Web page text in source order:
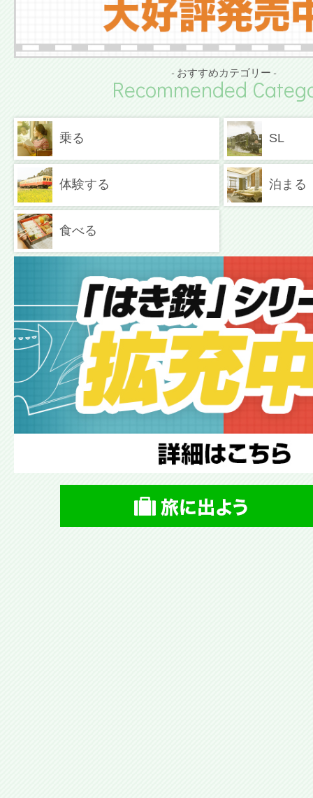
- おすすめカテゴリー -
Recommended
乗る SL
体験する 泊まる
食べる